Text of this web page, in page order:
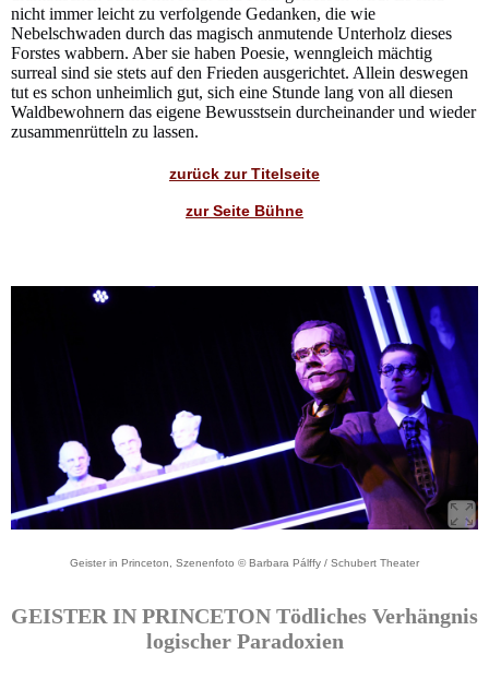
nicht immer leicht zu verfolgende Gedanken, die wie
Nebelschwaden durch das magisch anmutende Unterholz dieses
Forstes wabbern. Aber sie haben Poesie, wenngleich mächtig
surreal sind sie stets auf den Frieden ausgerichtet. Allein deswegen
tut es schon unheimlich gut, sich eine Stunde lang von all diesen
Waldbewohnern das eigene Bewusstsein durcheinander und wieder
zusammenrütteln zu lassen.
zurück zur Titelseite
zur Seite Bühne
Geister in Princeton, Szenenfoto © Barbara Pálffy / Schubert Theater
GEISTER IN PRINCETON Tödliches Verhängnis
logischer Paradoxien